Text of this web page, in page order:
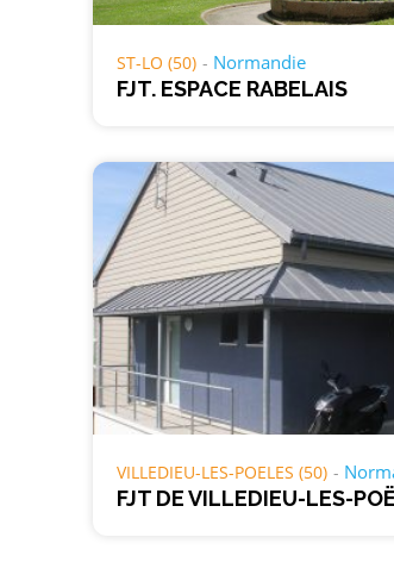
ST-LO (50) Normandie
FJT. ESPACE RABELAIS
VILLEDIEU-LES-POELES (50)
FJT DE VILLEDIEU-LES-